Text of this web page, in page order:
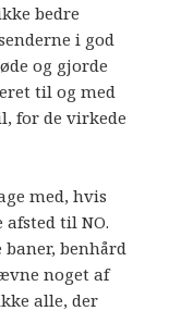
bedre
i god
og gjorde
til og med
for de virkede
med, hvis
til NO.
benhård
noget af
alle, der